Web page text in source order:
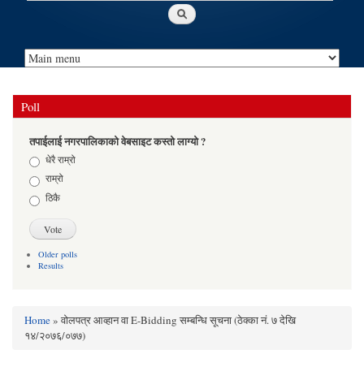
Poll
तपाईलाई नगरपालिकाको वेबसाइट कस्तो लाग्यो ?
Choicesधेरै राम्रो
राम्रो
ठिकै
Older polls
Results
You are here
Home» वोलपत्र आव्हान वा E-Bidding सम्बन्धि सूचना (ठेक्का नं. ७ देखि
१४/२०७६/०७७)